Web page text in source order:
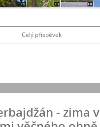
Celý příspěvek
- zima v